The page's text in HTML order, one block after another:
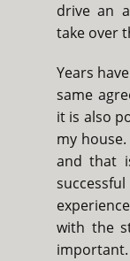
drive an
take over
Years
same
it is also
my
and that
with the